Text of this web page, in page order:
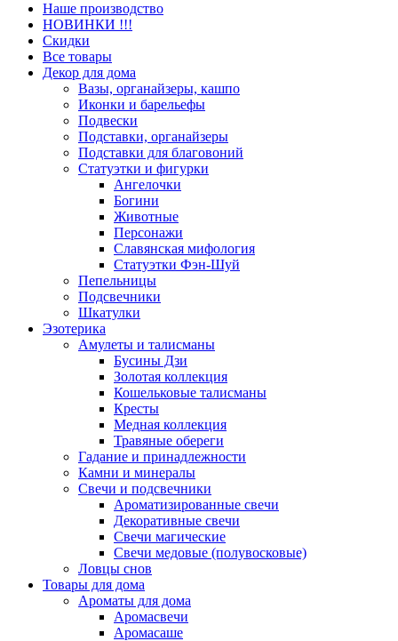
Наше производство
НОВИНКИ !!!
Скидки
Все товары
Декор для дома
Вазы, органайзеры, кашпо
Иконки и барельефы
Подвески
Подставки, органайзеры
Подставки для благовоний
Статуэтки и фигурки
Ангелочки
Богини
Животные
Персонажи
Славянская мифология
Статуэтки Фэн-Шуй
Пепельницы
Подсвечники
Шкатулки
Эзотерика
Амулеты и талисманы
Бусины Дзи
Золотая коллекция
Кошельковые талисманы
Кресты
Медная коллекция
Травяные обереги
Гадание и принадлежности
Камни и минералы
Свечи и подсвечники
Ароматизированные свечи
Декоративные свечи
Свечи магические
Свечи медовые (полувосковые)
Ловцы снов
Товары для дома
Ароматы для дома
Аромасвечи
Аромасаше